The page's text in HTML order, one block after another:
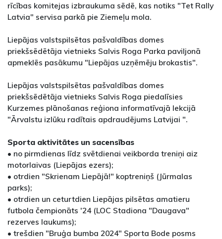
rīcības komitejas izbraukuma sēdē, kas notiks "Tet Rally
Latvia" servisa parkā pie Ziemeļu mola.
Liepājas valstspilsētas pašvaldības domes
priekšsēdētāja vietnieks Salvis Roga Parka paviljonā
apmeklēs pasākumu "Liepājas uzņēmēju brokastis".
Liepājas valstspilsētas pašvaldības domes
priekšsēdētāja vietnieks Salvis Roga piedalīsies
Kurzemes plānošanas reģiona informatīvajā lekcijā
"Ārvalstu izlūku radītais apdraudējums Latvijai ".
Sporta aktivitātes un sacensības
• no pirmdienas līdz svētdienai veikborda treniņi aiz
motorlaivas (Liepājas ezers);
• otrdien "Skrienam Liepājā!" koptreniņš (Jūrmalas
parks);
• otrdien un ceturtdien Liepājas pilsētas amatieru
futbola čempionāts '24 (LOC Stadiona "Daugava"
rezerves laukums);
• trešdien "Bruģa bumba 2024" Sporta Bode posms